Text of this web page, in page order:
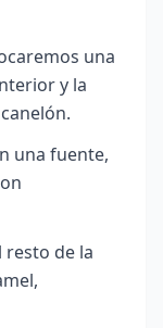
una
y la
una fuente,
resto de la